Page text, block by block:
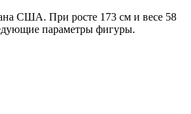
США. При росте 173 см и весе 58
параметры фигуры.